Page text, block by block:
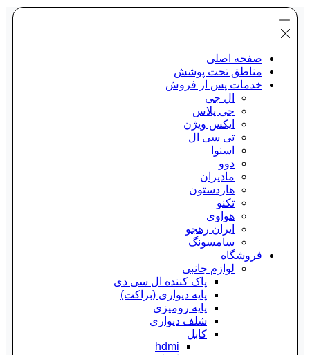
صفحه اصلی
مناطق تحت پوشش
خدمات پس از فروش
ال جی
جی پلاس
ایکس ویژن
تی سی ال
اسنوا
دوو
مادیران
هاردستون
تکنو
هواوی
ایران رهجو
سامسونگ
فروشگاه
لوازم جانبی
پاک کننده ال سی دی
پایه دیواری (براکت)
پایه رومیزی
شلف دیواری
کابل
hdmi